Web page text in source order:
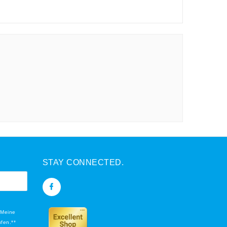
STAY CONNECTED.